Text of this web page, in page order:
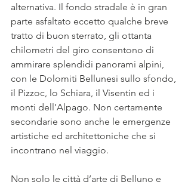
alternativa. Il fondo stradale è in gran
parte asfaltato eccetto qualche breve
tratto di buon sterrato, gli ottanta
chilometri del giro consentono di
ammirare splendidi panorami alpini,
con le Dolomiti Bellunesi sullo sfondo,
il Pizzoc, lo Schiara, il Visentin ed i
monti dell’Alpago. Non certamente
secondarie sono anche le emergenze
artistiche ed architettoniche che si
incontrano nel viaggio.
Non solo le città d’arte di Belluno e